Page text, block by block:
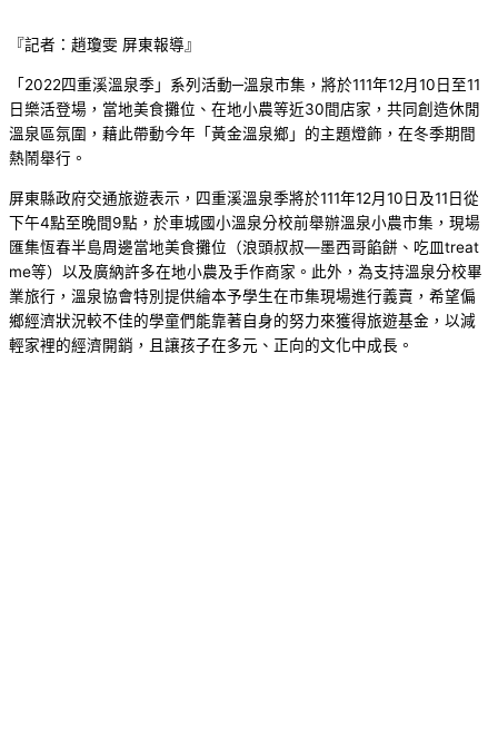
『記者：趙瓊雯 屏東報導』
「2022四重溪溫泉季」系列活動─溫泉市集，將於111年12月10日至11
日樂活登場，當地美食攤位、在地小農等近30間店家，共同創造休閒
溫泉區氛圍，藉此帶動今年「黃金溫泉鄉」的主題燈飾，在冬季期間
熱鬧舉行。
屏東縣政府交通旅遊表示，四重溪溫泉季將於111年12月10日及11日從
下午4點至晚間9點，於車城國小溫泉分校前舉辦溫泉小農市集，現場
匯集恆春半島周邊當地美食攤位（浪頭叔叔—墨西哥餡餅、吃皿treat
me等）以及廣納許多在地小農及手作商家。此外，為支持溫泉分校畢
業旅行，溫泉協會特別提供繪本予學生在市集現場進行義賣，希望偏
鄉經濟狀況較不佳的學童們能靠著自身的努力來獲得旅遊基金，以減
輕家裡的經濟開銷，且讓孩子在多元、正向的文化中成長。